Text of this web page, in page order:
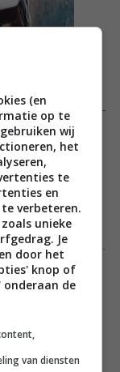
genieten van
om
heerlijk eten.
voor
en tijdens
gerechten – en
het oudejaar
(en
op te
wij
het
te
en
verbeteren.
unieke
Je
door het
knop of
onderaan de
van diensten